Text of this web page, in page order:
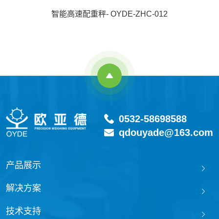
智能高速配重秤- OYDE-ZHC-012
0532-58698588
qdouyade@163.com
产品展示
解决方案
技术支持